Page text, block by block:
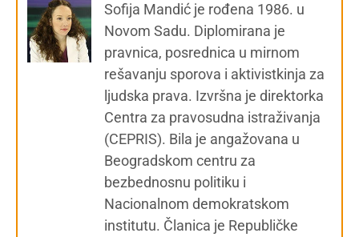
Sofija Mandić je rođena 1986. u
Novom Sadu. Diplomirana je
pravnica, posrednica u mirnom
rešavanju sporova i aktivistkinja za
ljudska prava. Izvršna je direktorka
Centra za pravosudna istraživanja
(CEPRIS). Bila je angažovana u
Beogradskom centru za
bezbednosnu politiku i
Nacionalnom demokratskom
institutu. Članica je Republičke